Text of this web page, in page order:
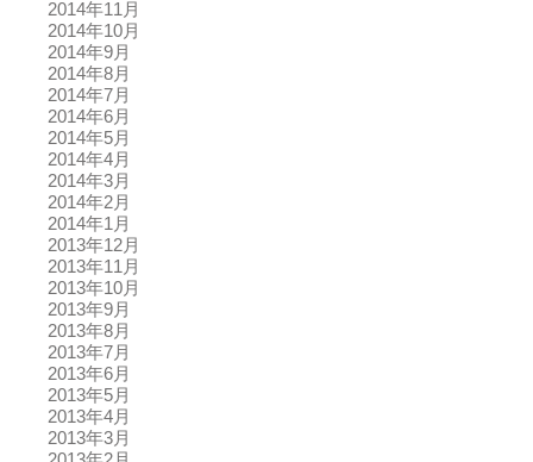
2014年11月
2014年10月
2014年9月
2014年8月
2014年7月
2014年6月
2014年5月
2014年4月
2014年3月
2014年2月
2014年1月
2013年12月
2013年11月
2013年10月
2013年9月
2013年8月
2013年7月
2013年6月
2013年5月
2013年4月
2013年3月